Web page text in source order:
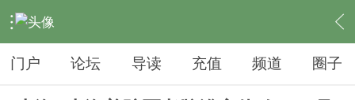
› 夜生活 › SPA › 内容
门户 论坛 导读 充值 频道 圈子